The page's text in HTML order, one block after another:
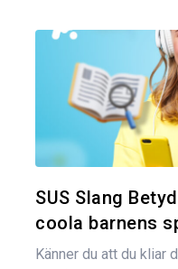
SUS Slang
coola barnens
Känner du att du kliar